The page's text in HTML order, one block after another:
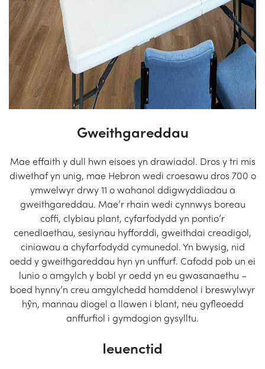
Gweithgareddau
Mae effaith y dull hwn eisoes yn drawiadol. Dros y tri mis
diwethaf yn unig, mae Hebron wedi croesawu dros 700 o
ymwelwyr drwy 11 o wahanol ddigwyddiadau a
gweithgareddau. Mae’r rhain wedi cynnwys boreau
coffi, clybiau plant, cyfarfodydd yn pontio’r
cenedlaethau, sesiynau hyfforddi, gweithdai creadigol,
ciniawau a chyfarfodydd cymunedol. Yn bwysig, nid
oedd y gweithgareddau hyn yn unffurf. Cafodd pob un ei
lunio o amgylch y bobl yr oedd yn eu gwasanaethu –
boed hynny’n creu amgylchedd hamddenol i breswylwyr
hŷn, mannau diogel a llawen i blant, neu gyfleoedd
anffurfiol i gymdogion gysylltu.
Ieuenctid